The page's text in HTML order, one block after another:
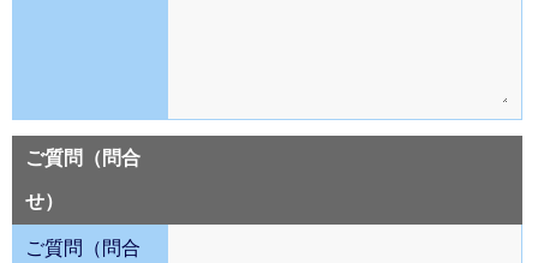
ご質問（問合
せ）
ご質問（問合